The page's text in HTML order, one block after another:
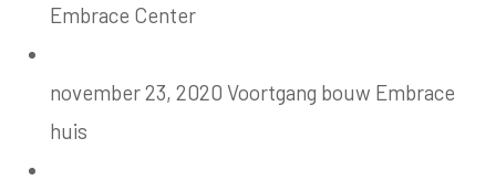
Embrace Center
november 23, 2020 Voortgang bouw Embrace
huis